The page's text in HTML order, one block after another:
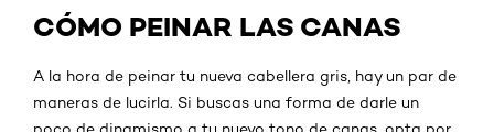
CÓMO PEINAR LAS CANAS
A la hora de peinar tu nueva cabellera gris, hay un par de
maneras de lucirla. Si buscas una forma de darle un
poco de dinamismo a tu nuevo tono de canas, opta por